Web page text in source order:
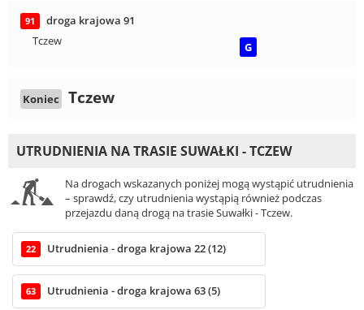
91
droga krajowa 91
Tczew
G
Koniec Tczew
UTRUDNIENIA NA TRASIE SUWAŁKI - TCZEW
Na drogach wskazanych poniżej mogą wystąpić utrudnienia
– sprawdź, czy utrudnienia wystąpią również podczas
przejazdu daną drogą na trasie Suwałki - Tczew.
22 Utrudnienia - droga krajowa 22 (12)
63 Utrudnienia - droga krajowa 63 (5)